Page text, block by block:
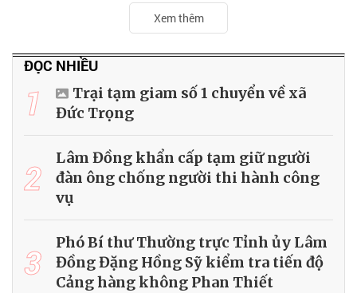
Xem thêm
ĐỌC NHIỀU
1
Trại tạm giam số 1 chuyển về xã
Đức Trọng
2
Lâm Đồng khẩn cấp tạm giữ người
đàn ông chống người thi hành công
vụ
3
Phó Bí thư Thường trực Tỉnh ủy Lâm
Đồng Đặng Hồng Sỹ kiểm tra tiến độ
Cảng hàng không Phan Thiết